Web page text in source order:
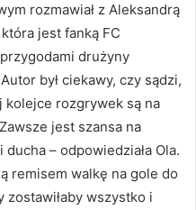
rozmawiał z Aleksandrą
jest fanką FC
drużyny
był ciekawy, czy sądzi,
kolejce rozgrywek są na
jest szansa na
– odpowiedziała Ola.
remisem walkę na gole do
zostawiłaby wszystko i